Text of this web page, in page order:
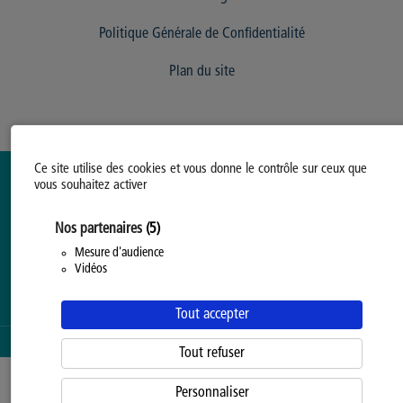
Ce site utilise des cookies et vous donne le contrôle sur ceux que
vous souhaitez activer
Nos partenaires (5)
Mesure d'audience
Vidéos
Tout accepter
Tout refuser
Personnaliser
Politique Générale de Confidentialité
Plan du site
SERVICE PROPOSÉ PAR LA